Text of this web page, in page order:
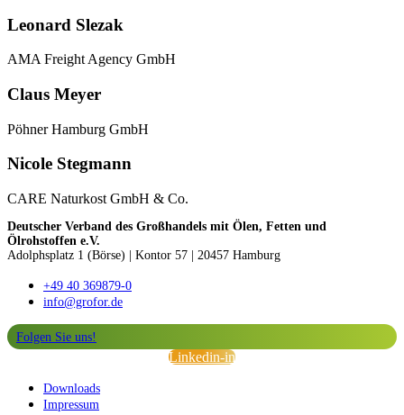
Leonard Slezak
AMA Freight Agency GmbH
Claus Meyer
Pöhner Hamburg GmbH
Nicole Stegmann
CARE Naturkost GmbH & Co.
Deutscher Verband des Großhandels mit Ölen, Fetten und
Ölrohstoffen e.V.
Adolphsplatz 1 (Börse)
Kontor 57 | 20457 Hamburg
+49 40 369879-0
info@grofor.de
Folgen Sie uns!
Linkedin-in
Downloads
Impressum